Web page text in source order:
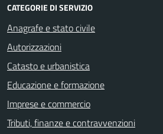
CATEGORIE DI SERVIZIO
Anagrafe e stato civile
Autorizzazioni
Catasto e urbanistica
Educazione e formazione
Imprese e commercio
Tributi, finanze e contravvenzioni